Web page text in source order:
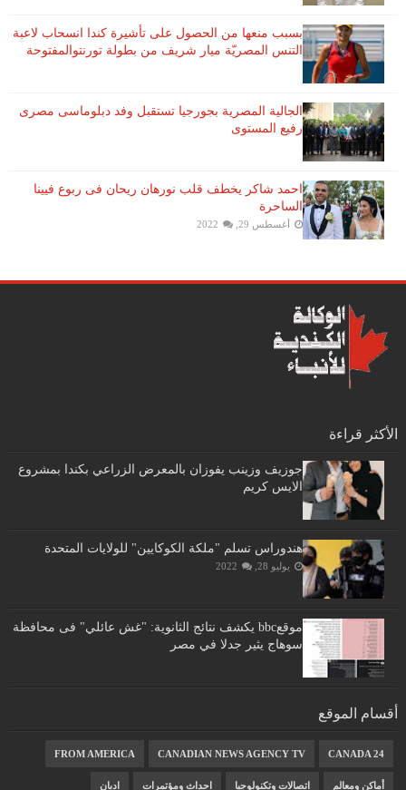
بسبب منعها من الحصول على تأشيرة كندا انسحاب لاعبة ​
التنس​ المصريّة ​ميار شريف​ من بطولة ​تورنتو​المفتوحة
الجالية المصرية بجورجيا تستقبل وفد دبلوماسى مصرى
رفيع المستوى
احمد شاكر يخطف قلب نورهان ريحان فى ربوع فيينا
الساحرة
أغسطس 29, 2022
الأكثر قراءة
جوزيف وزينب يفوزان بالمعرض الزراعي بكندا بمشروع
الايس كريم
هندوراس تسلم "ملكة الكوكايين" للولايات المتحدة
يوليو 28, 2022
موقعbbc يكشف نتائج الثانوية: "غش عائلي" فى محافظة
سوهاج يثير جدلا في مصر
أقسام الموقع
CANADA 24
CANADIAN NEWS AGENCY TV
FROM AMERICA
أماكن ومعالم اتصالات وتكنولوجيا احداث ومؤتمرات اديان